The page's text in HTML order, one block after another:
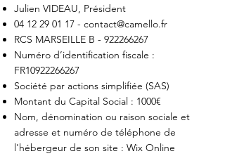
Julien VIDEAU, Président
04 12 29 01 17 - contact@camello.fr
RCS MARSEILLE B - 922266267
Numéro d’identification fiscale :
FR10922266267
Société par actions simplifiée (SAS)
Montant du Capital Social : 1000€
Nom, dénomination ou raison sociale et
adresse et numéro de téléphone de
l'hébergeur de son site : Wix Online